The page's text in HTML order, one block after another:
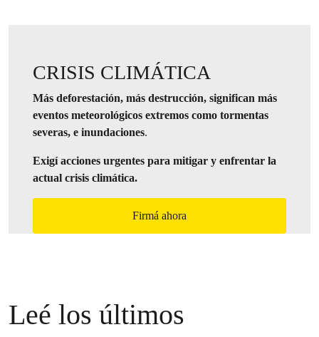
CRISIS CLIMÁTICA
Más deforestación, más destrucción, significan más
eventos meteorológicos extremos como tormentas
severas, e inundaciones.
Exigí acciones urgentes para mitigar y enfrentar la
actual crisis climática.
Firmá ahora
Leé los últimos